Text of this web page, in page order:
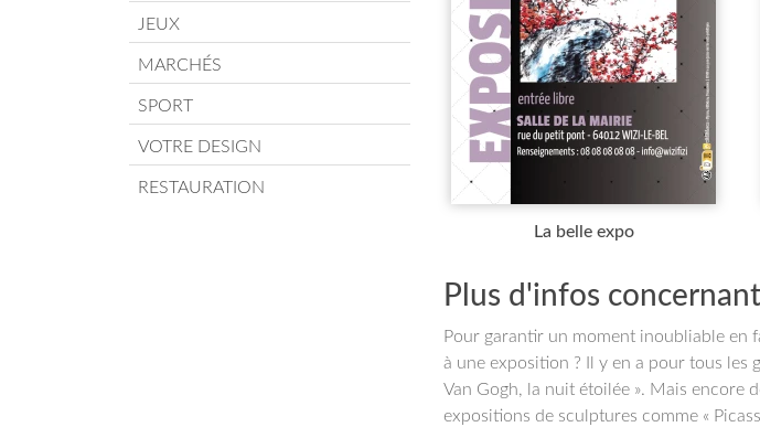
JEUX
MARCHÉS
SPORT
VOTRE DESIGN
RESTAURATION
La belle expo
Plus d'infos
Pour garantir un moment inoubliable en
à une exposition ? Il y en a pour tous les
Van Gogh, la nuit étoilée ». Mais encore
expositions de sculptures comme «